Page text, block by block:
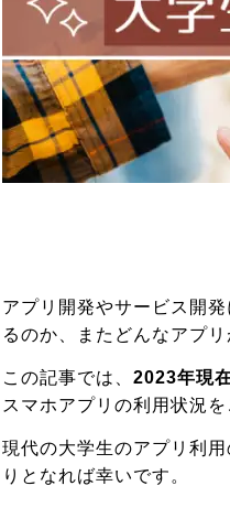
アプリ開発やサービス開
るのか、またどんなアプ
この記事では、 2023年現
スマホアプリの利用状況を
現代の大学生のアプリ利
りとなれば幸いです。